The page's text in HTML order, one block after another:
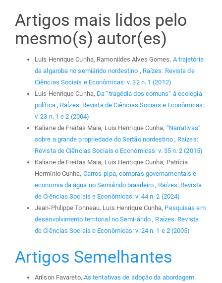
Artigos mais lidos pelo
mesmo(s) autor(es)
Luis Henrique Cunha, Ramonildes Alves Gomes, A trajetória
da algaroba no semiárido nordestino , Raízes: Revista de
Ciências Sociais e Econômicas: v. 32 n. 1 (2012)
Luis Henrique Cunha, Da “tragédia dos comuns” à ecologia
política , Raízes: Revista de Ciências Sociais e Econômicas:
v. 23 n. 1 e 2 (2004)
Kaliane de Freitas Maia, Luis Henrique Cunha, “Narrativas”
sobre a grande propriedade do Sertão nordestino , Raízes:
Revista de Ciências Sociais e Econômicas: v. 35 n. 2 (2015)
Kaliane de Freitas Maia, Luis Henrique Cunha, Patrícia
Hermínio Cunha, Carros-pipa, compras governamentais e
economia da água no Semiárido brasileiro , Raízes: Revista
de Ciências Sociais e Econômicas: v. 44 n. 2 (2024)
Jean-Philippe Tonneau, Luis Henrique Cunha, Pesquisas em
desenvolvimento territorial no Semi-árido , Raízes: Revista
de Ciências Sociais e Econômicas: v. 24 n. 1 e 2 (2005)
Artigos Semelhantes
Arilson Favareto, As tentativas de adoção da abordagem